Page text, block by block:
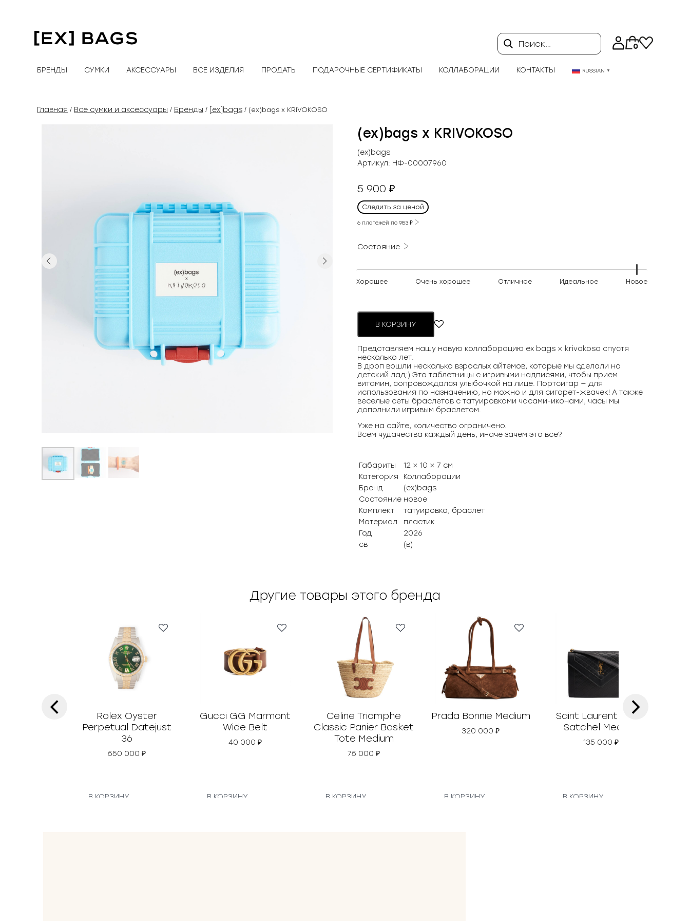
содержимому
Поиск… 0
БРЕНДЫ СУМКИ АКСЕССУАРЫ ВСЕ ИЗДЕЛИЯ ПРОДАТЬ ПОДАРОЧНЫЕ СЕРТИФИКАТЫ КОЛЛАБОРАЦИИ КОНТАКТЫ RUSSIAN ▼
Главная / Все сумки и аксессуары / Бренды / [ex]bags / (ex)bags х KRIVOKOSO
Previous Next
(ex)bags х KRIVOKOSO
(ex)bags
Артикул: НФ-00007960
5 900 ₽
Следить за ценой
6 платежей по 983 ₽
Состояние
Хорошее Очень хорошее Отличное Идеальное Новое
В КОРЗИНУ
Представляем нашу новую коллаборацию ex bags × krivokoso спустя
несколько лет.
В дроп вошли несколько взрослых айтемов, которые мы сделали на
детский лад:) Это таблетницы с игривыми надписями, чтобы прием
витамин, сопровождался улыбочкой на лице. Портсигар — для
использования по назначению, но можно и для сигарет-жвачек! А также
веселые сеты браслетов с татуировками часами-иконами, часы мы
дополнили игривым браслетом.
Уже на сайте, количество ограничено.
Всем чудачества каждый день, иначе зачем это все?
Габариты
12 × 10 × 7 см
Категория
Коллаборации
Бренд
(ex)bags
Состояние новое
Комплект
татуировка, браслет
Материал
пластик
Год
2026
св
(в)
Другие товары этого бренда
Rolex Oyster
Perpetual Datejust
36
550 000 ₽
В КОРЗИНУ
Gucci GG Marmont
Wide Belt
40 000₽
В КОРЗИНУ
Celine Triomphe
Classic Panier Basket
Tote Medium
75 000₽
В КОРЗИНУ
Prada Bonnie Medium
320 000₽
В КОРЗИНУ
Saint Laurent Gaby
Satchel Medium
135 000₽
В КОРЗИНУ
‹ ›